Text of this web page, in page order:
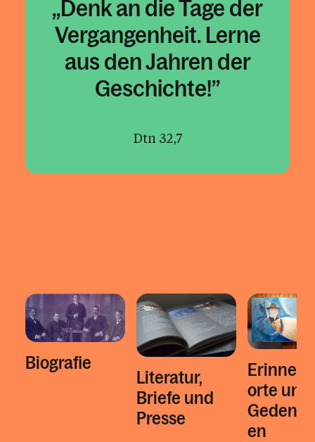
Denk an die Tage der
Vergangenheit. Lerne
aus den Jahren der
Geschichte!
Dtn 32,7
Biografie
Literatur,
Briefe und
Presse
orte und
en